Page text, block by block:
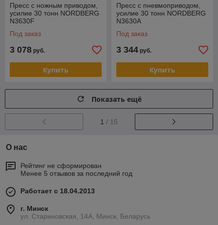
Пресс с ножным приводом,
усилие 30 тонн NORDBERG
N3630F
Под заказ
3 078 руб.
Купить
Пресс c пневмоприводом,
усилие 30 тонн NORDBERG
N3630A
Под заказ
3 344 руб.
Купить
Показать ещё
1 / 15
О нас
Рейтинг не сформирован
Менее 5 отзывов за последний год
Работает с 18.04.2013
г. Минск
ул. Стариновская, 14А, Минск, Беларусь